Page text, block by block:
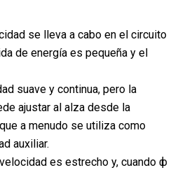
se lleva a cabo en el circuito
de energía es pequeña y el
suave y continua, pero la
ajustar al alza desde la
a menudo se utiliza como
auxiliar.
es estrecho y, cuando ф